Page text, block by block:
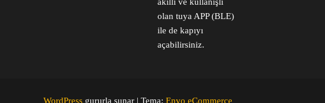
olan tuya APP (BLE)
ile de kapıyı
açabilirsiniz.
WordPress gururla sunar | Tema: Envo eCommerce